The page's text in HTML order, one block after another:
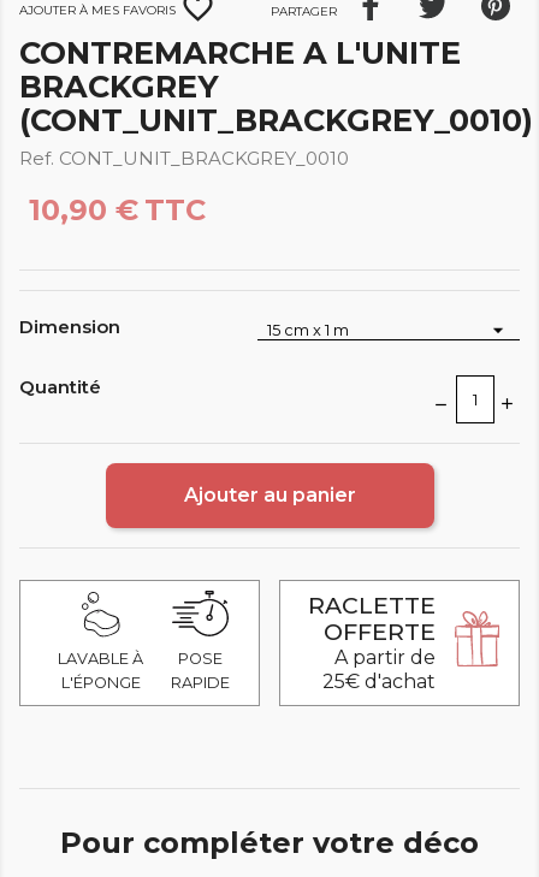
Ajouter à mes favoris favorite_border Partager
CONTREMARCHE A L'UNITE
BRACKGREY
(CONT_UNIT_BRACKGREY_0010)
Ref. CONT_UNIT_BRACKGREY_0010
10,90 € TTC
Dimension
Quantité
Ajouter au panier
LAVABLE À
L'ÉPONGE
POSE
RAPIDE
RACLETTE
OFFERTE
A partir de
25€ d'achat
Pour compléter votre déco